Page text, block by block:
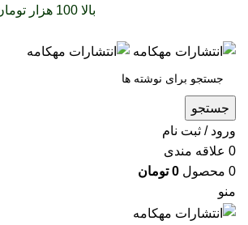
بالا 100 هزار تومان
جستجو
ورود / ثبت نام
0 علاقه مندی
0 محصول 0 تومان
منو